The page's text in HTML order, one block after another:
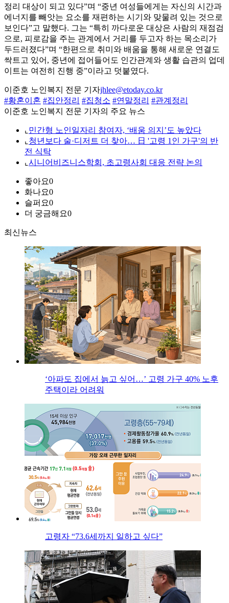
정리 대상이 되고 있다”며 “중년 여성들에게는 자신의 시간과
에너지를 빼앗는 요소를 재편하는 시기와 맞물려 있는 것으로
보인다”고 말했다. 그는 “특히 까다로운 대상은 사람의 재점검
으로, 피로감을 주는 관계에서 거리를 두고자 하는 목소리가
두드러졌다”며 “한편으로 취미와 배움을 통해 새로운 연결도
싹트고 있어, 중년에 접어들어도 인간관계와 생활 습관의 업데
이트는 여전히 진행 중”이라고 덧붙였다.
이준호 노인복지 전문 기자jhlee@etoday.co.kr
#황혼이혼 #집안정리 #집청소 #연말정리 #관계정리
이준호 노인복지 전문 기자의 주요 뉴스
⌞ 민간형 노인일자리 참여자, ‘배움 의지’도 높았다
⌞ 청년보다 술·디저트 더 찾아… 日 '고령 1인 가구'의 반
전 식탁
⌞ 시니어비즈니스학회, 초고령사회 대응 전략 논의
좋아요0
화나요0
슬퍼요0
더 궁금해요0
최신뉴스
‘아파도 집에서 늙고 싶어…’ 고령 가구 40% 노후
주택이라 어려워
고령자 “73.6세까지 일하고 싶다”